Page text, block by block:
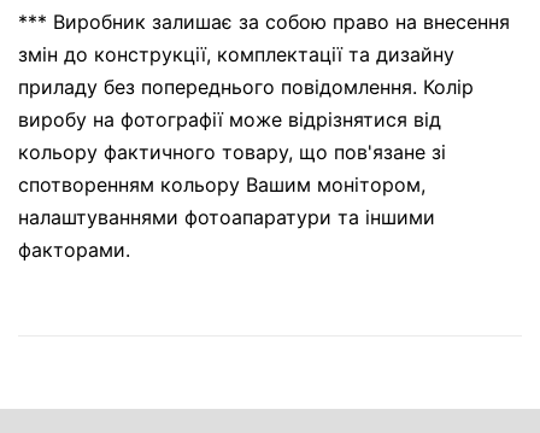
*** Виробник залишає за собою право на внесення
змін до конструкції, комплектації та дизайну
приладу без попереднього повідомлення. Колір
виробу на фотографії може відрізнятися від
кольору фактичного товару, що пов'язане зі
спотворенням кольору Вашим монітором,
налаштуваннями фотоапаратури та іншими
факторами.